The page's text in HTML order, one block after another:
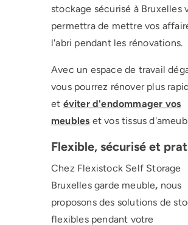
stockage sécurisé à Bruxelles
permettra de mettre vos
l'abri pendant les rénovations.
Avec un espace de travail
vous pourrez rénover plus
et éviter d'endommager vos
meubles et vos tissus
Flexible, sécurisé et
Chez Flexistock Self Storage
Bruxelles garde meuble, nous
proposons des solutions de
flexibles pendant votre